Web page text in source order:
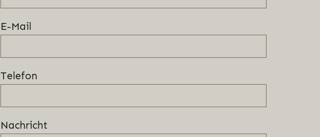
E-Mail
Telefon
Nachricht